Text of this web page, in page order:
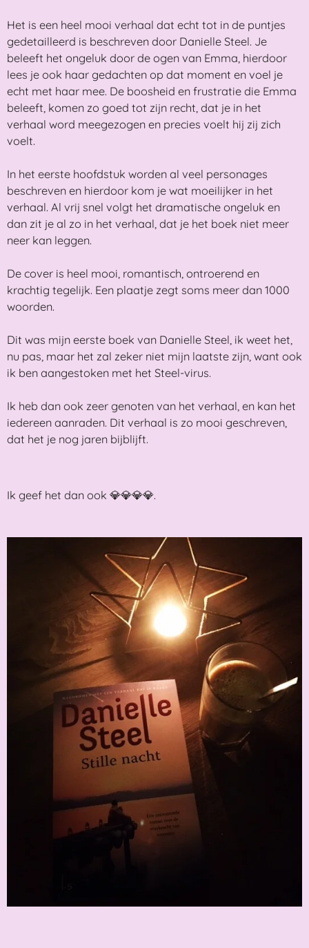
Het is een heel mooi verhaal dat echt tot in de puntjes
gedetailleerd is beschreven door Danielle Steel. Je
beleeft het ongeluk door de ogen van Emma, hierdoor
lees je ook haar gedachten op dat moment en voel je
echt met haar mee. De boosheid en frustratie die Emma
beleeft, komen zo goed tot zijn recht, dat je in het
verhaal word meegezogen en precies voelt hij zij zich
voelt.
In het eerste hoofdstuk worden al veel personages
beschreven en hierdoor kom je wat moeilijker in het
verhaal. Al vrij snel volgt het dramatische ongeluk en
dan zit je al zo in het verhaal, dat je het boek niet meer
neer kan leggen.
De cover is heel mooi, romantisch, ontroerend en
krachtig tegelijk. Een plaatje zegt soms meer dan 1000
woorden.
Dit was mijn eerste boek van Danielle Steel, ik weet het,
nu pas, maar het zal zeker niet mijn laatste zijn, want ook
ik ben aangestoken met het Steel-virus.
Ik heb dan ook zeer genoten van het verhaal, en kan het
iedereen aanraden. Dit verhaal is zo mooi geschreven,
dat het je nog jaren bijblijft.
Ik geef het dan ook 💎💎💎💎.